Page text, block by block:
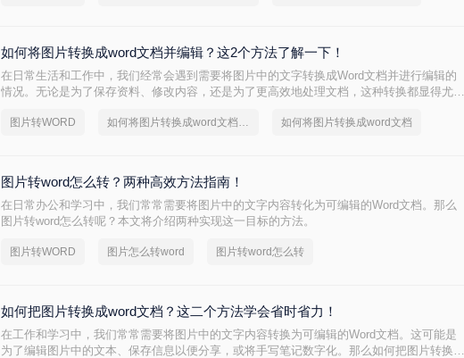
如何将图片转换成word文档并编辑？这2个方法了解一下！
在日常生活和工作中，我们经常会遇到需要将图片中的文字转换成Word文档并进行编辑的
情况。无论是为了保存资料、修改内容，还是为了更高效地处理文档，这种转换都显得尤为
标。
图片转WORD 如何将图片转换成word文档并编辑 如何将图片转换成word文档
图片转word怎么转？两种高效方法指南！
在日常办公和学习中，我们常常需要将图片中的文字内容转化为可编辑的Word文档。那么
图片转word怎么转呢？本文将介绍两种实现这一目标的方法。
图片转WORD 图片怎么转word 图片转word怎么转
如何把图片转换成word文档？这二个方法学会省时省力！
在工作和学习中，我们常常需要将图片中的文字内容转换为可编辑的Word文档。这可能是
为了编辑图片中的文本、保存信息以便分享，或将手写笔记数字化。那么如何把图片转换成